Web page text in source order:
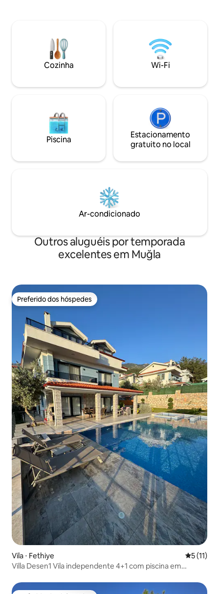
os confortáveis sofás-cama no quarto
adicional, pode dormir até 4 pessoas. A
piscina está aberta durante 12 meses.
Não há sistema de aquecimento da
hidromassagem.
rampa de 100m,
distância, há a
você pode ir para
sem ondas, há
Cozinha Wi-Fi
Piscina
Estacionamento
gratuito no local
Ar-condicionado
Outros aluguéis por temporada
excelentes em Muğla
Preferido dos hóspedes
Preferido dos hóspedes
Vila ⋅ Fethiye 5 de uma
5 (11)
Villa Desen1 Vila independente 4+1 com piscina em